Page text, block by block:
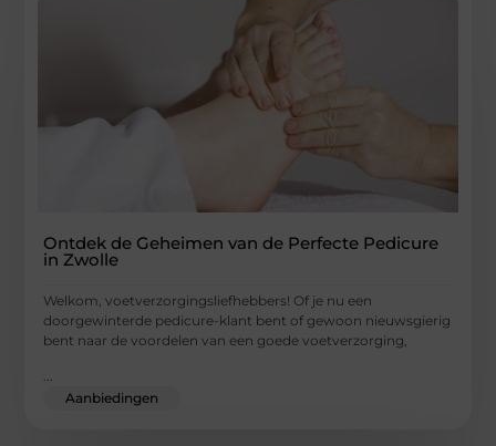
Ontdek de Geheimen van de Perfecte Pedicure
in Zwolle
Welkom, voetverzorgingsliefhebbers! Of je nu een
doorgewinterde pedicure-klant bent of gewoon nieuwsgierig
bent naar de voordelen van een goede voetverzorging,
...
Aanbiedingen